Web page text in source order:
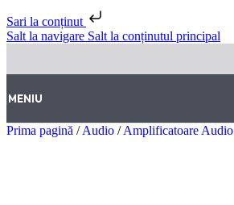
Sari la conținut
Salt la navigare Salt la conținutul principal
MENIU
Prima pagină / Audio / Amplificatoare Audio